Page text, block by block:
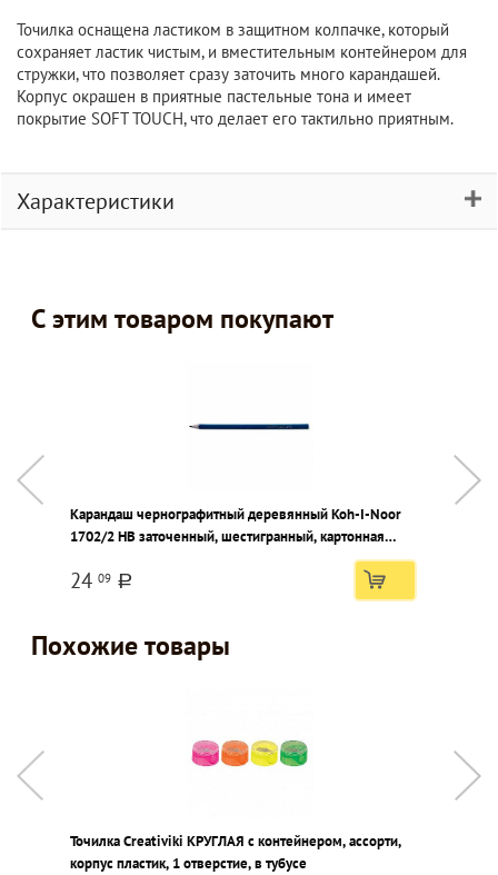
Точилка оснащена ластиком в защитном колпачке, который
сохраняет ластик чистым, и вместительным контейнером для
стружки, что позволяет сразу заточить много карандашей.
Корпус окрашен в приятные пастельные тона и имеет
покрытие SOFT TOUCH, что делает его тактильно приятным.
Характеристики
С этим товаром покупают
Карандаш чернографитный деревянный Koh-I-Noor
1702/2 НВ заточенный, шестигранный, картонная
24 09 a
Похожие товары
Точилка Creativiki КРУГЛАЯ с контейнером, ассорти,
корпус пластик, 1 отверстие, в тубусе